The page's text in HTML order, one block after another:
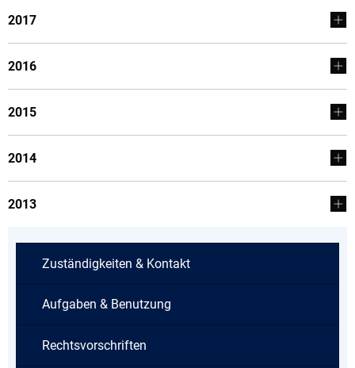
2017
2016
2015
2014
2013
Zuständigkeiten & Kontakt
Aufgaben & Benutzung
Rechtsvorschriften